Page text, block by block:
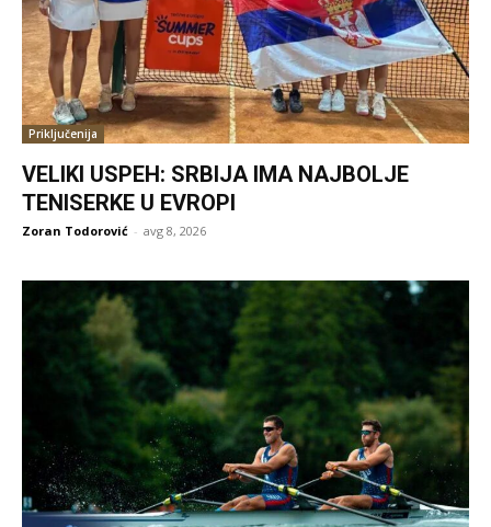
Priključenija
VELIKI USPEH: SRBIJA IMA NAJBOLJE
TENISERKE U EVROPI
Zoran Todorović - avg 8, 2026